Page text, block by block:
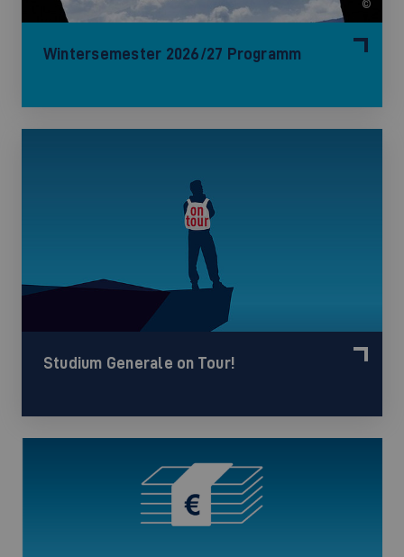
©
Wintersemester 2026/27 Programm
Studium Generale on Tour!